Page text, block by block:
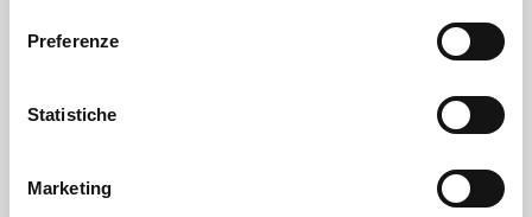
Preferenze
Statistiche
Marketing
Selezione del personale